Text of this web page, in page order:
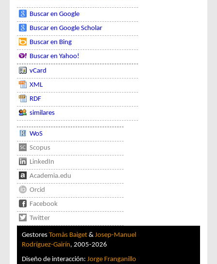
Buscar en Google
Buscar en Google Scholar
Buscar en Bing
Buscar en Yahoo!
vCard
XML
RDF
similares
WoS
Scopus
LinkedIn
Academia.edu
Orcid
Facebook
Twitter
Gestores Tomàs Baiget & Josep-Manuel
Rodríguez-Gairín, 2005-2026
Diseño de interacción: Jorge Franganillo